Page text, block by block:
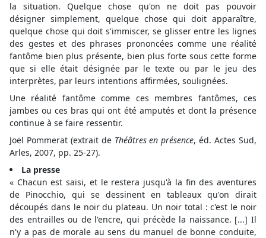
la situation. Quelque chose qu'on ne doit pas pouvoir
désigner simplement, quelque chose qui doit apparaître,
quelque chose qui doit s'immiscer, se glisser entre les lignes
des gestes et des phrases prononcées comme une réalité
fantôme bien plus présente, bien plus forte sous cette forme
que si elle était désignée par le texte ou par le jeu des
interprètes, par leurs intentions affirmées, soulignées.
Une réalité fantôme comme ces membres fantômes, ces
jambes ou ces bras qui ont été amputés et dont la présence
continue à se faire ressentir.
Joël Pommerat (extrait de Théâtres en présence, éd. Actes Sud,
Arles, 2007, pp. 25-27).
La presse
« Chacun est saisi, et le restera jusqu'à la fin des aventures
de Pinocchio, qui se dessinent en tableaux qu'on dirait
découpés dans le noir du plateau. Un noir total : c'est le noir
des entrailles ou de l'encre, qui précède la naissance. [...] Il
n'y a pas de morale au sens du manuel de bonne conduite,